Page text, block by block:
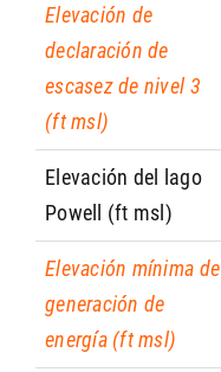
Elevación de
declaración de
escasez de nivel 3
(ft msl)
Elevación del lago
Powell (ft msl)
Elevación mínima de
generación de
energía (ft msl)